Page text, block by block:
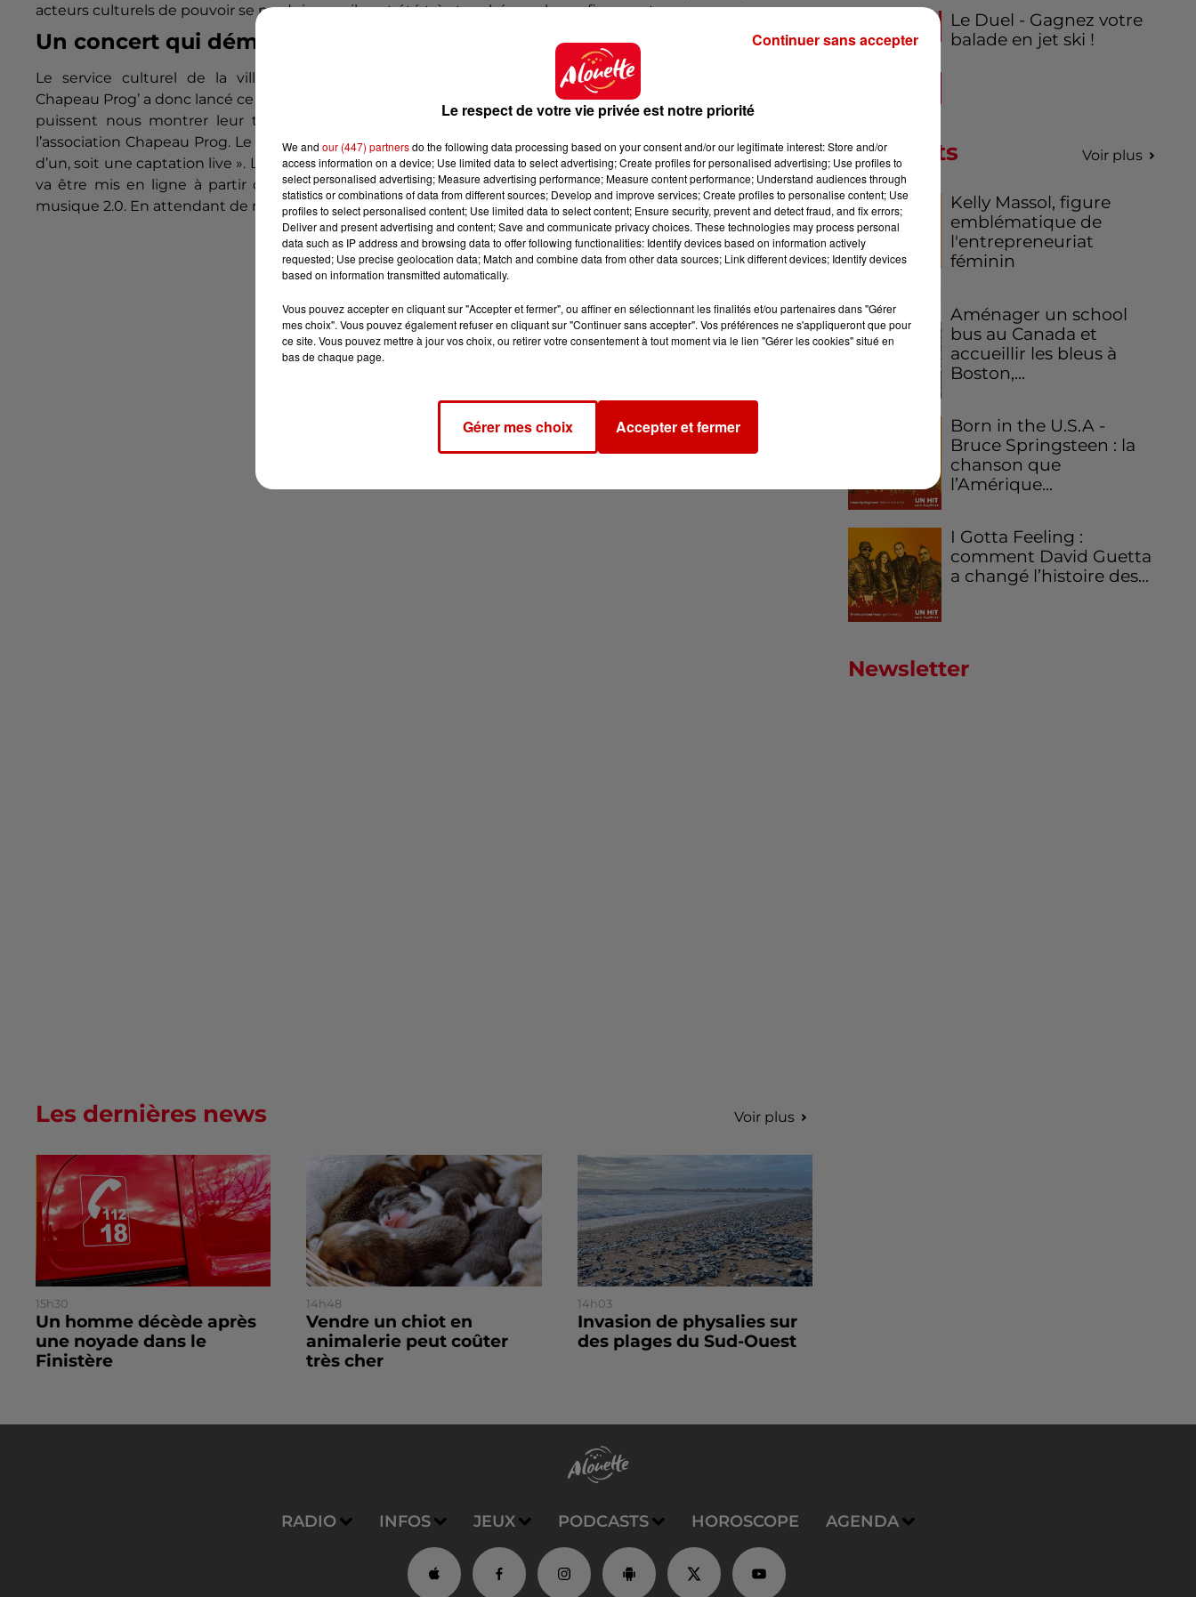
acteurs culturels de pouvoir se produire, car ils ont été très touchés par le confinement ».
Un concert qui démarre à 18 heures sur les réseaux sociaux
Le service culturel de la ville, qui s’occupe de l’équipement culturel La Parenthèse et l’association
Chapeau Prog’ a donc lancé ce projet.
« Nous avons lancé un appel aux musiciens et aux habitants pour qu’ils
puissent nous montrer leur talent à l’occasion de la fête de la musique, explique Carmen Morand de
l’association Chapeau Prog. Le but est de fournir une musique avec une vidéo. Soit un clip s’ils en disposent
d’un, soit une captation live ». L’équipe du service culturel de Ballan-Miré s’est ensuite occupé du montage. Il
va être mis en ligne à partir de 18 h. Au total, une vingtaine d’artistes vont participer à cette fête de la
musique 2.0. En attendant de retrouver la scène et le public en concert.
Le Duel - Gagnez votre
balade en jet ski !
Podcasts Voir plus
Kelly Massol, figure
emblématique de
l'entrepreneuriat
féminin
Aménager un school
bus au Canada et
accueillir les bleus à
Boston,...
Born in the U.S.A -
Bruce Springsteen : la
chanson que
l’Amérique...
I Gotta Feeling :
comment David Guetta
a changé l’histoire des...
Newsletter
Les dernières news Voir plus
15h30
Un homme décède après
une noyade dans le
Finistère
14h48
Vendre un chiot en
animalerie peut coûter
très cher
14h03
Invasion de physalies sur
des plages du Sud-Ouest
RADIO INFOS JEUX PODCASTS HOROSCOPE AGENDA
Le respect de votre vie privée est notre priorité
We and our (447) partnersdo the following data processing based on your consent and/or our legitimate interest: Store and/or
access information on a device; Use limited data to select advertising; Create profiles for personalised advertising; Use profiles to
select personalised advertising; Measure advertising performance; Measure content performance; Understand audiences through
statistics or combinations of data from different sources; Develop and improve services; Create profiles to personalise content; Use
profiles to select personalised content; Use limited data to select content; Ensure security, prevent and detect fraud, and fix errors;
Deliver and present advertising and content; Save and communicate privacy choices. These technologies may process personal
data such as IP address and browsing data to offer following functionalities: Identify devices based on information actively
requested; Use precise geolocation data; Match and combine data from other data sources; Link different devices; Identify devices
based on information transmitted automatically.
Vous pouvez accepter en cliquant sur "Accepter et fermer", ou affiner en sélectionnant les finalités et/ou partenaires dans "Gérer
mes choix". Vous pouvez également refuser en cliquant sur "Continuer sans accepter". Vos préférences ne s'appliqueront que pour
ce site. Vous pouvez mettre à jour vos choix, ou retirer votre consentement à tout moment via le lien "Gérer les cookies" situé en
bas de chaque page.
Gérer mes choix Accepter et fermer
Continuer sans accepter